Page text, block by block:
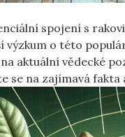
spojení s
výzkum o této
aktuální vědecké
se na zajímavá fakta